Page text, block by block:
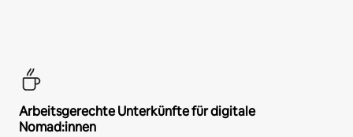
Arbeitsgerechte Unterkünfte für digitale
Nomad:innen